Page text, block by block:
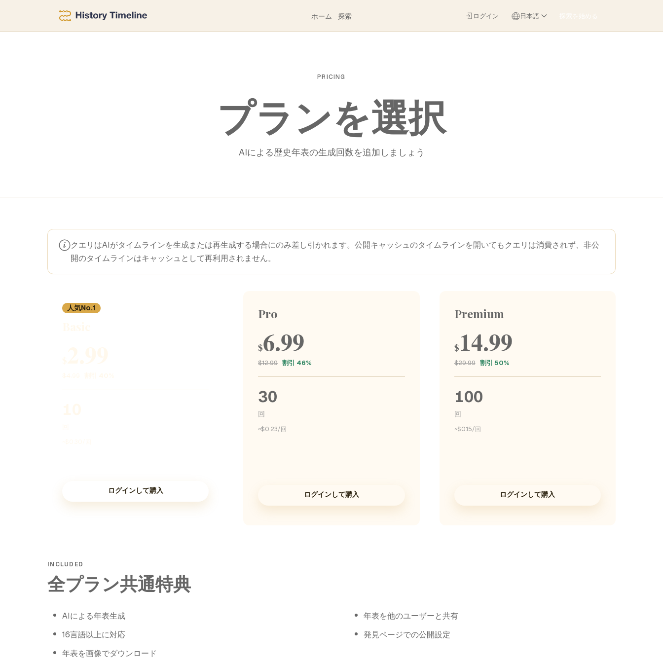
ホーム 探索 探索を始める
ログイン 日本語
PRICING
プランを選択
AIによる歴史年表の生成回数を追加しましょう
クエリはAIがタイムラインを生成または再生成する場合にのみ差し引かれます。公開キャッシュのタイムラインを開いてもクエリは消費されず、非公
開のタイムラインはキャッシュとして再利用されません。
人気No.1
ログインして購入
Pro
$6.99
$12.99 割引 46%
30
回
~$0.23/回
ログインして購入
Premium
$14.99
$29.99 割引 50%
100
回
~$0.15/回
ログインして購入
INCLUDED
全プラン共通特典
AIによる年表生成
16言語以上に対応
年表を画像でダウンロード
年表を他のユーザーと共有
発見ページでの公開設定